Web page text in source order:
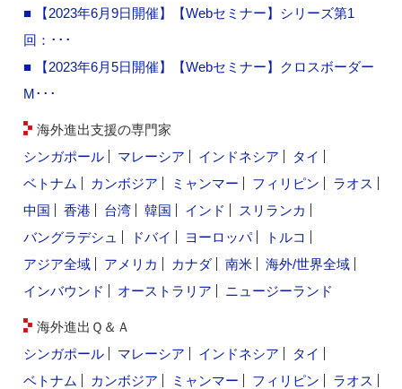
■ 【2023年6月9日開催】【Webセミナー】シリーズ第1
回：･･･
■ 【2023年6月5日開催】【Webセミナー】クロスボーダー
M･･･
海外進出支援の専門家
シンガポール
マレーシア インドネシア
タイ
ベトナム
カンボジア ミャンマー フィリピン
ラオス
中国
香港 台湾 韓国 インド
スリランカ
バングラデシュ
ドバイ ヨーロッパ
トルコ
アジア全域
アメリカ カナダ 南米
海外/世界全域
インバウンド
オーストラリア ニュージーランド
海外進出Ｑ＆Ａ
シンガポール
マレーシア インドネシア
タイ
ベトナム
カンボジア ミャンマー フィリピン ラオス